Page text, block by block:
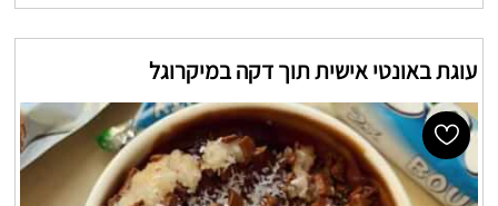
עוגת באונטי אישית תוך דקה במיקרוגל